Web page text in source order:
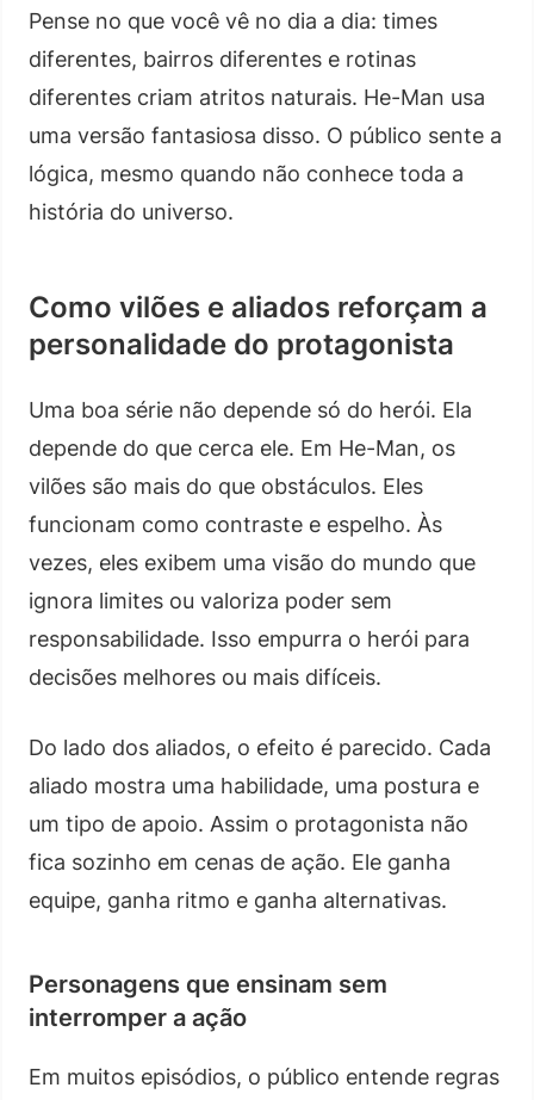
Pense no que você vê no dia a dia: times
diferentes, bairros diferentes e rotinas
diferentes criam atritos naturais. He-Man usa
uma versão fantasiosa disso. O público sente a
lógica, mesmo quando não conhece toda a
história do universo.
Como vilões e aliados reforçam a
personalidade do protagonista
Uma boa série não depende só do herói. Ela
depende do que cerca ele. Em He-Man, os
vilões são mais do que obstáculos. Eles
funcionam como contraste e espelho. Às
vezes, eles exibem uma visão do mundo que
ignora limites ou valoriza poder sem
responsabilidade. Isso empurra o herói para
decisões melhores ou mais difíceis.
Do lado dos aliados, o efeito é parecido. Cada
aliado mostra uma habilidade, uma postura e
um tipo de apoio. Assim o protagonista não
fica sozinho em cenas de ação. Ele ganha
equipe, ganha ritmo e ganha alternativas.
Personagens que ensinam sem
interromper a ação
Em muitos episódios, o público entende regras